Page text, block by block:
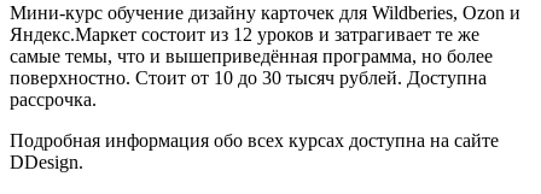
Мини-курс обучение дизайну карточек для Wildberies, Ozon и
Яндекс.Маркет состоит из 12 уроков и затрагивает те же
самые темы, что и вышеприведённая программа, но более
поверхностно. Стоит от 10 до 30 тысяч рублей. Доступна
рассрочка.
Подробная информация обо всех курсах доступна на сайте
DDesign.